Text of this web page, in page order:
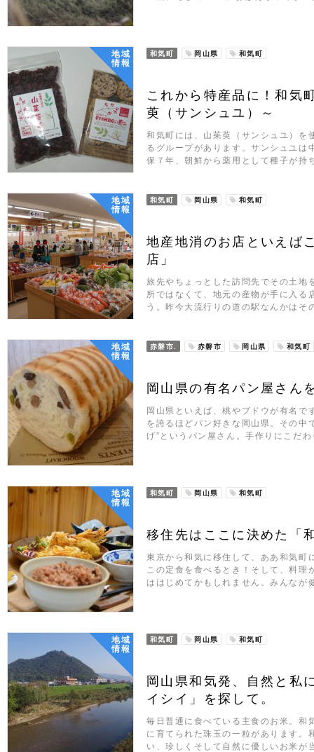
地域
情報
和気町 岡山県 和気町
これから特産品に！和気
萸（サンシュユ）～
和気町には、山茱萸（サンシュユ）を
るグループがあります。サンシュユは
保７年、朝鮮から薬用として種子が
地域
情報
和気町 岡山県 和気町
地産地消のお店といえば
店」
旅先やちょっとした訪問先でその土地
所ではなくて、地元の産物が手に入る
う。昨今大流行りの道の駅なんかは
地域
情報
赤磐市. 赤磐市 岡山県 和気町
岡山県の有名パン屋さん
岡山県といえば、桃やブドウが有名
を誇るほどパン好きな岡山県。その中
げ”というパン屋さん。手作りにこだ
地域
情報
和気町 岡山県 和気町
移住先はここに決めた「
東京から和気に移住して、ああ和気町
この定食を食べるとき！そして、料理
ははじめてかもしれません。みんな
地域
情報
和気町 岡山県 和気町
岡山県和気発、自然と私
イシイ」を探して。
毎日普通に食べている主食のお米。和
に育てられた珠玉の一粒があります。
い、珍しくそして自然に優しいお米